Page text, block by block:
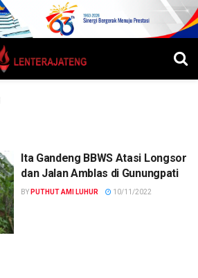
Ita Gandeng BBWS Atasi Longsor
dan Jalan Amblas di Gunungpati
BY PUTHUT AMI LUHUR 10/11/2022